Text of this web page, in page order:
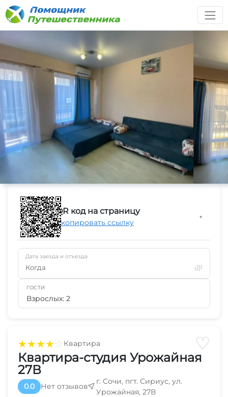
★★★★☆Квартира ♡
Квартира-студия Урожайная
27В
0.0 Нет отзывов
г. Сочи, пгт. Сириус, ул.
Урожайная, 27В
QR код на страницу
Скопировать ссылку
▼
Дата заезда и отъезда
Когда
ГОСТИ
Взрослых: 2